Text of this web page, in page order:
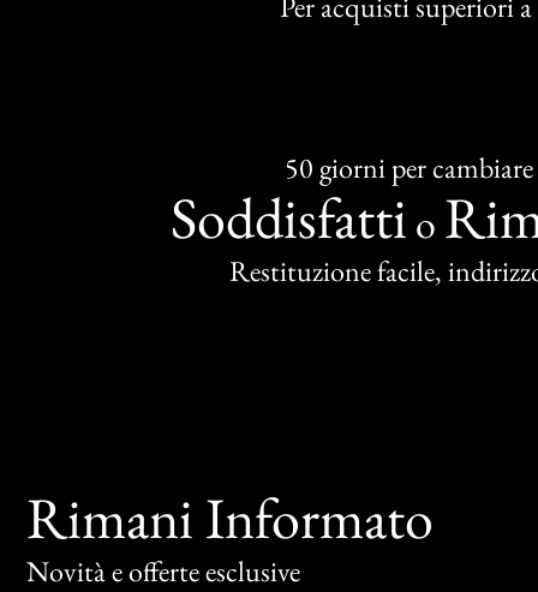
50 giorni per cambiare
Soddisfatti o
Restituzione facile,
Rimani Informato
Novità e offerte esclusive